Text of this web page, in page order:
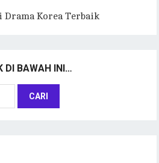
Drama Korea Terbaik
DI BAWAH INI…